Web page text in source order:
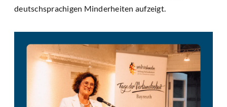
deutschsprachigen Minderheiten aufzeigt.